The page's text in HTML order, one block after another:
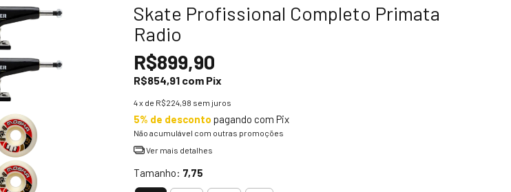
Skate Profissional Completo Primata
Radio
R$899,90
R$854,91 com Pix
4x de R$224,98 sem juros
5% de desconto pagando com Pix
Não acumulável com outras promoções
Ver mais detalhes
Tamanho: 7,75